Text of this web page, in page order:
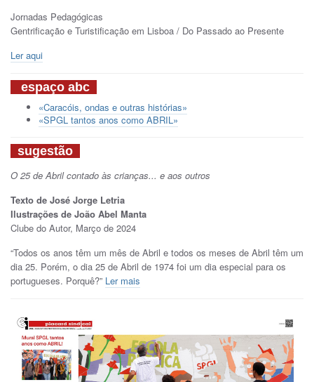
Jornadas Pedagógicas
Gentrificação e Turistificação em Lisboa / Do Passado ao Presente
Ler aqui
espaço abc
«Caracóis, ondas e outras histórias»
«SPGL tantos anos como ABRIL»
sugestão
O 25 de Abril contado às crianças... e aos outros
Texto de José Jorge Letria
Ilustrações de João Abel Manta
Clube do Autor, Março de 2024
“Todos os anos têm um mês de Abril e todos os meses de Abril têm um
dia 25. Porém, o dia 25 de Abril de 1974 foi um dia especial para os
portugueses. Porquê?” Ler mais